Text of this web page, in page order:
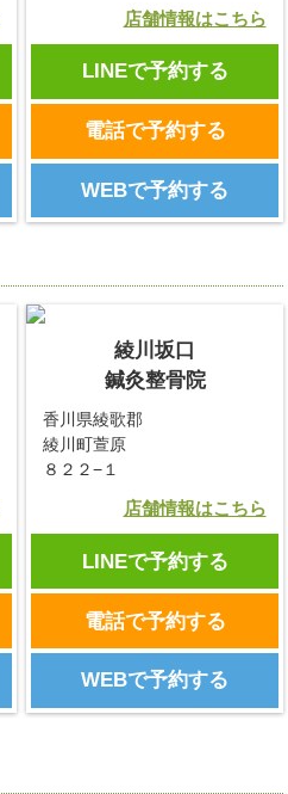
店舗情報はこちら
LINEで予約する
電話で予約する
WEBで予約する
綾川坂口
鍼灸整骨院
香川県綾歌郡
綾川町萱原
８２２−１
店舗情報はこちら
LINEで予約する
電話で予約する
WEBで予約する